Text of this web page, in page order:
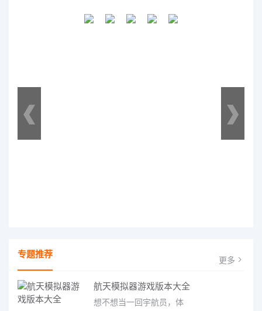
专题推荐 更多
航天模拟器游戏版本大全
想不想当一回宇航员，体